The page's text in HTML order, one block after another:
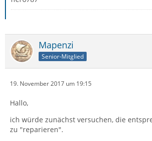
Mapenzi
Senior-Mitglied
19. November 2017 um 19:15
Hallo,
ich würde zunächst versuchen, die
zu "reparieren".